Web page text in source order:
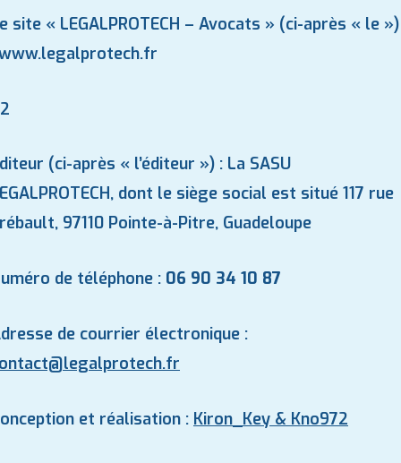
site « LEGALPROTECH – Avocats » (ci-après « le »)
(ci-après « l’éditeur ») : La SASU
dont le siège social est situé 117 rue
97110 Pointe-à-Pitre, Guadeloupe
de téléphone : 06 90 34 10 87
de courrier électronique :
legalprotech.fr
et réalisation : Kiron_Key & Kno972